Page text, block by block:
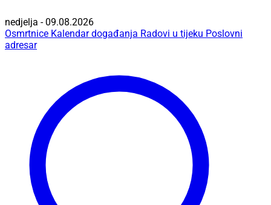
nedjelja - 09.08.2026
Osmrtnice Kalendar događanja Radovi u tijeku Poslovni
adresar